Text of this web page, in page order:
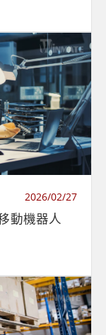
2026/02/27
動機器人